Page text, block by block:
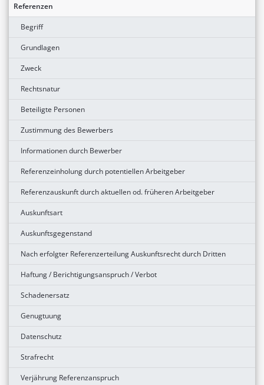
Referenzen
Begriff
Grundlagen
Zweck
Rechtsnatur
Beteiligte Personen
Zustimmung des Bewerbers
Informationen durch Bewerber
Referenzeinholung durch potentiellen Arbeitgeber
Referenzauskunft durch aktuellen od. früheren Arbeitgeber
Auskunftsart
Auskunftsgegenstand
Nach erfolgter Referenzerteilung Auskunftsrecht durch Dritten
Haftung / Berichtigungsanspruch / Verbot
Schadenersatz
Genugtuung
Datenschutz
Strafrecht
Verjährung Referenzanspruch